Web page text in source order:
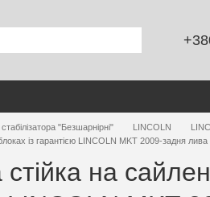
"Безшарнірні" LINCOLN
із гарантією LINCOLN MKT 2009-задня лива
на